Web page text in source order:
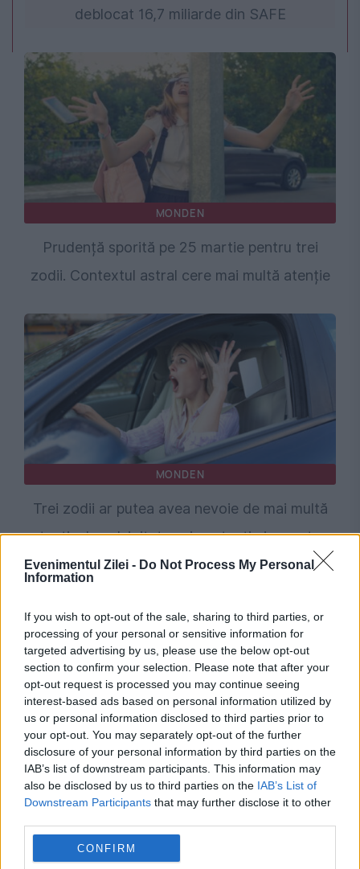
Evenimentul Zilei - Do Not Process My Personal
Information
If you wish to opt-out of the sale, sharing to third parties, or
processing of your personal or sensitive information for
targeted advertising by us, please use the below opt-out
section to confirm your selection. Please note that after your
opt-out request is processed you may continue seeing
interest-based ads based on personal information utilized by
us or personal information disclosed to third parties prior to
your opt-out. You may separately opt-out of the further
disclosure of your personal information by third parties on the
IAB’s list of downstream participants. This information may
also be disclosed by us to third parties on the IAB’s List of
Downstream Participants that may further disclose it to other
CONFIRM
deblocat 16,7 miliarde din SAFE
MONDEN
Prudență sporită pe 25 martie pentru trei
zodii. Contextul astral cere mai multă atenție
MONDEN
Trei zodii ar putea avea nevoie de mai multă
atenție. Impulsivitatea și neatenția i-ar putea
costa
SOCIAL
Alimente pentru concentrare. Produse care
cresc productivitatea